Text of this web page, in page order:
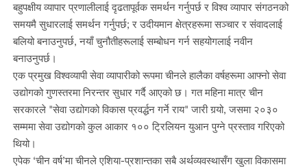
बहुपक्षीय व्यापार प्रणालीलाई दृढतापूर्वक समर्थन गर्नुपर्छ र विश्व व्यापार संगठनको
समयमै सुधारलाई समर्थन गर्नुपर्छ; र उदीयमान क्षेत्रहरूमा सञ्चार र संवादलाई
बलियो बनाउनुपर्छ, नयाँ चुनौतीहरूलाई सम्बोधन गर्न सहयोगलाई नवीन
बनाउनुपर्छ।
एक प्रमुख विश्वव्यापी सेवा व्यापारीको रूपमा चीनले हालैका वर्षहरूमा आफ्नो सेवा
उद्योगको गुणस्तरमा निरन्तर सुधार गर्दै आएको छ। गत महिना मात्र चीन
सरकारले "सेवा उद्योगको विकास प्रवर्द्धन गर्ने राय" जारी गर्‍यो, जसमा २०३०
सम्ममा सेवा उद्योगको कुल आकार १०० ट्रिलियन युआन पुग्ने प्रस्ताव गरिएको
थियो।
एपेक ‘चीन वर्ष’मा चीनले एशिया-प्रशान्तका सबै अर्थव्यवस्थासँग खुला विकासमा